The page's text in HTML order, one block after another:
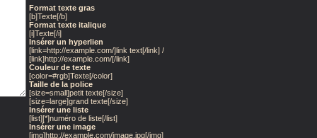
Format texte gras
[b]Texte[/b]
Format texte italique
[i]Texte[/i]
Insérer un hyperlien
[link=http://example.com/]link text[/link] /
[link]http://example.com/[/link]
Couleur de texte
[color=#rgb]Texte[/color]
Taille de la police
[size=small]petit texte[/size]
[size=large]grand texte[/size]
Insérer une liste
[list][*]numéro de liste[/list]
Insérer une image
[img]http://example.com/image.jpg[/img]